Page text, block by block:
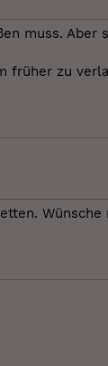
muss. Aber
früher zu